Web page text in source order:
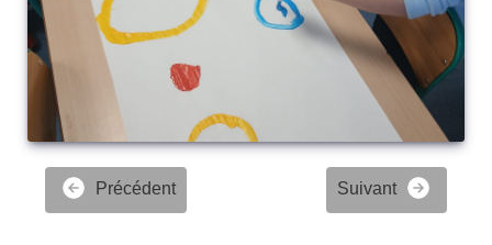
Précédent Suivant